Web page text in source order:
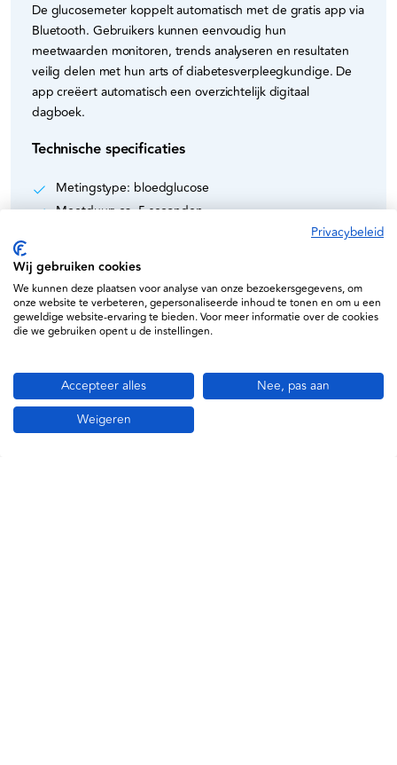
De glucosemeter koppelt automatisch met de gratis app via
Bluetooth. Gebruikers kunnen eenvoudig hun
meetwaarden monitoren, trends analyseren en resultaten
veilig delen met hun arts of diabetesverpleegkundige. De
app creëert automatisch een overzichtelijk digitaal
dagboek.
Technische specificaties
Metingstype: bloedglucose
Meetduur: ca. 5 seconden
Opslagcapaciteit: tot 800 metingen
Voeding: batterij
Verbinding: Bluetooth (voor app-synchronisatie)
Taalinstellingen: meer dan 14 talen
Geschikt voor dagelijks gebruik in medische praktijken
of thuiszorg.
Privacybeleid
Wij gebruiken cookies
We kunnen deze plaatsen voor analyse van onze bezoekersgegevens, om
onze website te verbeteren, gepersonaliseerde inhoud te tonen en om u een
geweldige website-ervaring te bieden. Voor meer informatie over de cookies
die we gebruiken opent u de instellingen.
Accepteer alles
Nee, pas aan
Weigeren